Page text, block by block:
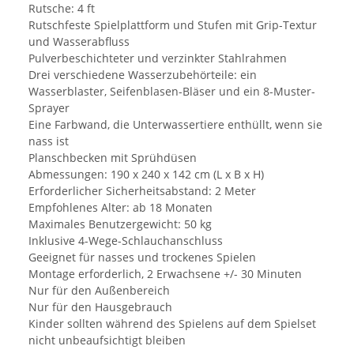
Rutsche: 4 ft
Rutschfeste Spielplattform und Stufen mit Grip-Textur
und Wasserabfluss
Pulverbeschichteter und verzinkter Stahlrahmen
Drei verschiedene Wasserzubehörteile: ein
Wasserblaster, Seifenblasen-Bläser und ein 8-Muster-
Sprayer
Eine Farbwand, die Unterwassertiere enthüllt, wenn sie
nass ist
Planschbecken mit Sprühdüsen
Abmessungen: 190 x 240 x 142 cm (L x B x H)
Erforderlicher Sicherheitsabstand: 2 Meter
Empfohlenes Alter: ab 18 Monaten
Maximales Benutzergewicht: 50 kg
Inklusive 4-Wege-Schlauchanschluss
Geeignet für nasses und trockenes Spielen
Montage erforderlich, 2 Erwachsene +/- 30 Minuten
Nur für den Außenbereich
Nur für den Hausgebrauch
Kinder sollten während des Spielens auf dem Spielset
nicht unbeaufsichtigt bleiben